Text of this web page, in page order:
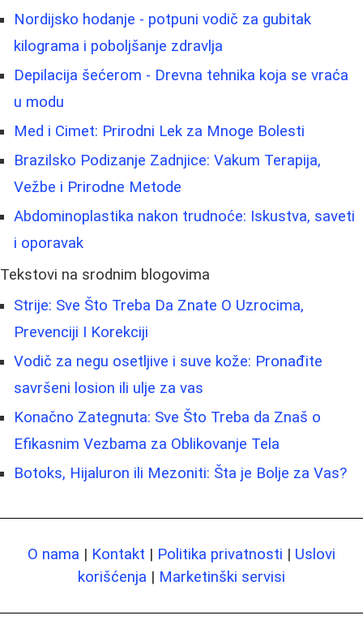
Nordijsko hodanje - potpuni vodič za gubitak
kilograma i poboljšanje zdravlja
Depilacija šećerom - Drevna tehnika koja se vraća
u modu
Med i Cimet: Prirodni Lek za Mnoge Bolesti
Brazilsko Podizanje Zadnjice: Vakum Terapija,
Vežbe i Prirodne Metode
Abdominoplastika nakon trudnoće: Iskustva, saveti
i oporavak
Tekstovi na srodnim blogovima
Strije: Sve Što Treba Da Znate O Uzrocima,
Prevenciji I Korekciji
Vodič za negu osetljive i suve kože: Pronađite
savršeni losion ili ulje za vas
Konačno Zategnuta: Sve Što Treba da Znaš o
Efikasnim Vezbama za Oblikovanje Tela
Botoks, Hijaluron ili Mezoniti: Šta je Bolje za Vas?
O nama | Kontakt | Politika privatnosti | Uslovi
korišćenja | Marketinški servisi